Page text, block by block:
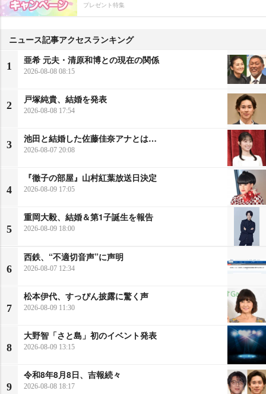
プレゼント特集
ニュース記事アクセスランキング
1
亜希 元夫・清原和博との現在の関係
2026-08-08 08:15
2
戸塚純貴、結婚を発表
2026-08-08 17:54
3
池田と結婚した佐藤佳奈アナとは…
2026-08-07 20:08
4
『徹子の部屋』山村紅葉放送日決定
2026-08-09 17:05
5
重岡大毅、結婚＆第1子誕生を報告
2026-08-09 18:00
6
西鉄、“不適切音声”に声明
2026-08-07 12:34
7
松本伊代、すっぴん披露に驚く声
2026-08-09 11:30
8
大野智「さと島」初のイベント発表
2026-08-09 13:15
9
令和8年8月8日、吉報続々
2026-08-08 18:17